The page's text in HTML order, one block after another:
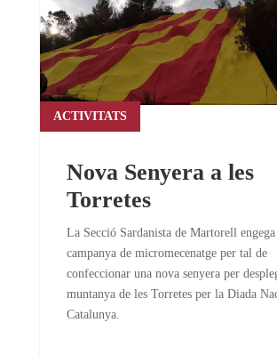
Nova Senyera a les
Torretes
ACTIVITATS
La Secció Sardanista de Martorell engega
campanya de micromecenatge per tal de
confeccionar una nova senyera per
muntanya de les Torretes per la Diada
Catalunya.